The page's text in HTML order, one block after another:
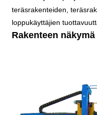
teräsrakenteiden,
loppukäyttäjien
Rakenteen näkymä